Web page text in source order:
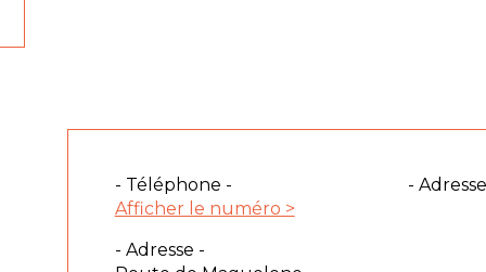
- Téléphone -
Afficher le numéro >
- Adresse -
-